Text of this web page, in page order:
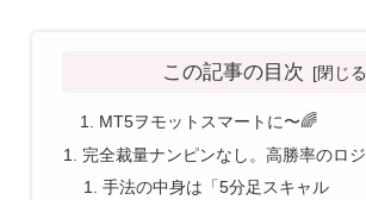
この記事の目次
MT5ヲモットスマートに〜🌈
完全裁量ナンピンなし。高勝率のロ
手法の中身は「5分足スキャル